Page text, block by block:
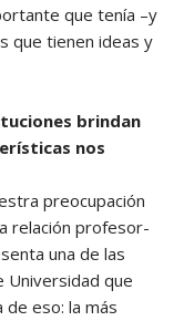
que tenía –y
que tienen ideas y
brindan
nos
preocupación
relación profesor-
una de las
Universidad que
de eso: la más